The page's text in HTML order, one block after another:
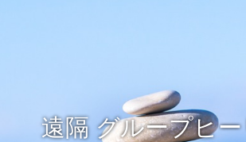
遠隔 グループヒ